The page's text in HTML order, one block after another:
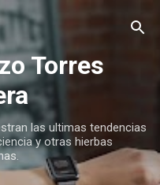
Torres
las ultimas tendencias
y otras hierbas